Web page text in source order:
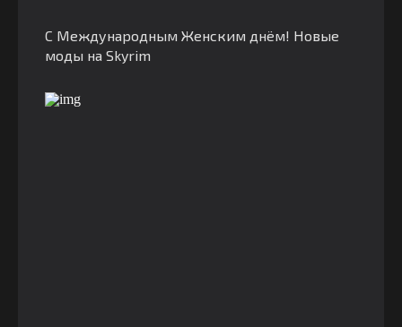
С Международным Женским днём! Новые
моды на Skyrim